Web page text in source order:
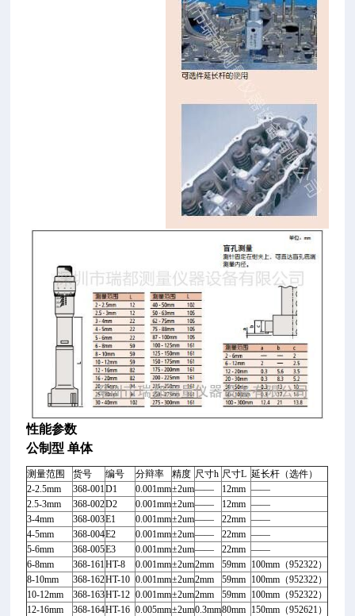
性能参数
公制型 单体
测量范围 货号 编号 分辩率 精度 尺寸h 尺寸L 延长杆（选件）
2-2.5mm
368-001 D1 0.001mm±2um—— 12mm ——
2.5-3mm
368-002D2 0.001mm±2um—— 12mm ——
3-4mm
368-003E1 0.001mm±2um—— 22mm ——
4-5mm
368-004E2 0.001mm±2um—— 22mm ——
5-6mm
368-005E3 0.001mm±2um—— 22mm ——
6-8mm
368-161 HT-8 0.001mm±2um2mm 59mm 100mm （952322）
8-10mm
368-162HT-10 0.001mm±2um2mm 59mm 100mm （952322）
10-12mm
368-163HT-12 0.001mm±2um2mm 59mm 100mm （952322）
12-16mm
368-164HT-16 0.005mm±2um0.3mm80mm 150mm （952621 ）